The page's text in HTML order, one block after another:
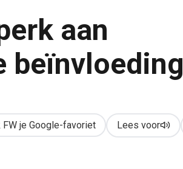
aan
beïnvloeding
FW je Google-favoriet Lees voor